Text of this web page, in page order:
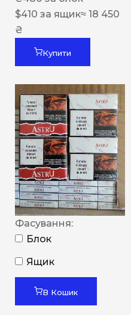
$410 за ящик≈ 18 450
₴
Купити
Фасування:
Блок
Ящик
В Кошик